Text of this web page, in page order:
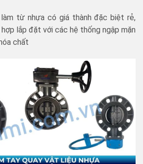
từ nhựa có giá thành đặc biệt rẻ,
lắp đặt với các hệ thống ngập mặn
chất